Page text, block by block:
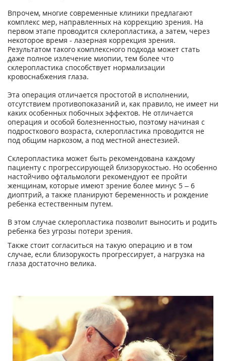
Впрочем, многие современные клиники предлагают
комплекс мер, направленных на коррекцию зрения. На
первом этапе проводится склеропластика, а затем, через
некоторое время - лазерная коррекция зрения.
Результатом такого комплексного подхода может стать
даже полное излечение миопии, тем более что
склеропластика способствует нормализации
кровоснабжения глаза.
Эта операция отличается простотой в исполнении,
отсутствием противопоказаний и, как правило, не имеет ни
каких особенных побочных эффектов. Не отличается
операция и особой болезненностью, поэтому начиная с
подросткового возраста, склеропластика проводится не
под общим наркозом, а под местной анестезией.
Склеропластика может быть рекомендована каждому
пациенту с прогрессирующей близорукостью. Но особенно
настойчиво офтальмологи рекомендуют ее пройти
женщинам, которые имеют зрение более минус 5 – 6
диоптрий, а также планируют беременность и рождение
ребенка естественным путем.
В этом случае склеропластика позволит выносить и родить
ребенка без угрозы потери зрения.
Также стоит согласиться на такую операцию и в том
случае, если близорукость прогрессирует, а нагрузка на
глаза достаточно велика.